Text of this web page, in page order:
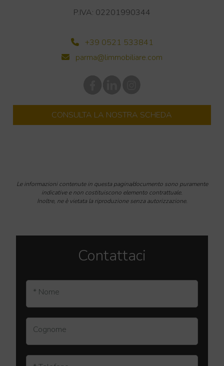
P.IVA: 02201990344
+39 0521 533841
parma@limmobiliare.com
CONSULTA LA NOSTRA SCHEDA
Le informazioni contenute in questa pagina/documento sono puramente
indicative e non costituiscono elemento contrattuale.
Inoltre, ne è vietata la riproduzione senza autorizzazione.
Contattaci
* Nome
Cognome